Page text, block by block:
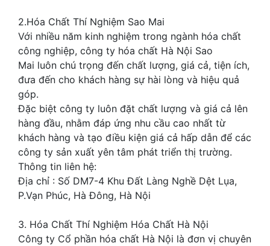
2.Hóa Chất Thí Nghiệm Sao Mai
Với nhiều năm kinh nghiệm trong ngành hóa chất
công nghiệp, công ty hóa chất Hà Nội Sao
Mai luôn chú trọng đến chất lượng, giá cả, tiện ích,
đưa đến cho khách hàng sự hài lòng và hiệu quả
góp.
Đặc biệt công ty luôn đặt chất lượng và giá cả lên
hàng đầu, nhằm đáp ứng nhu cầu cao nhất từ
khách hàng và tạo điều kiện giá cả hấp dẫn để các
công ty sản xuất yên tâm phát triển thị trường.
Thông tin liên hệ:
Địa chỉ : Số DM7-4 Khu Đất Làng Nghề Dệt Lụa,
P.Vạn Phúc, Hà Đông, Hà Nội
3. Hóa Chất Thí Nghiệm Hóa Chất Hà Nội
Công ty Cổ phần hóa chất Hà Nội là đơn vị chuyên